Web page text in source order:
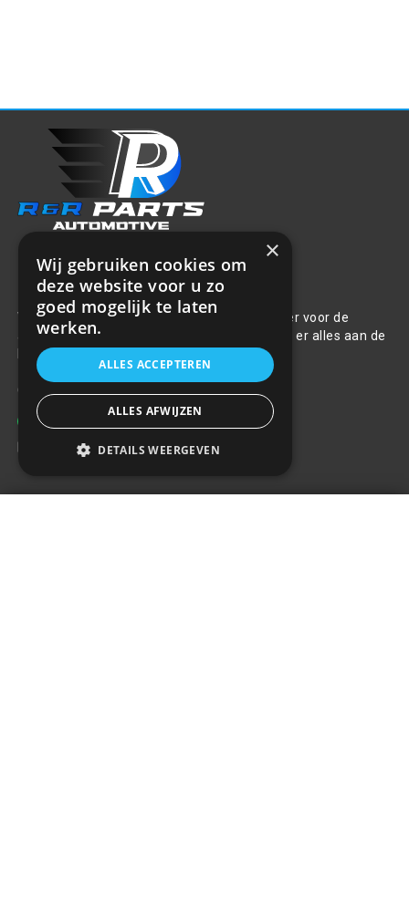
Over ons
Welkom bij R&R Parts Automotive, uw partner voor de
aanschaf van alle auto accessoires. Wij doen er alles aan de
beste selectie, service & prijs te bieden.
Contact
info@rrparts.nl
×
Wij gebruiken cookies om
deze website voor u zo
goed mogelijk te laten
werken.
ALLES ACCEPTEREN
ALLES AFWIJZEN
DETAILS WEERGEVEN